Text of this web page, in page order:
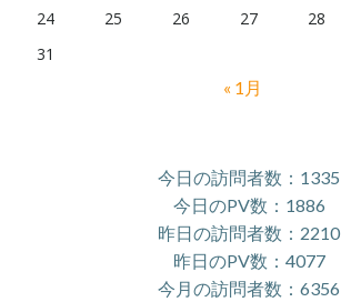
24
25 26 27 28
31
« 1月
今日の訪問者数：1335
今日のPV数：1886
昨日の訪問者数：2210
昨日のPV数：4077
今月の訪問者数：6356